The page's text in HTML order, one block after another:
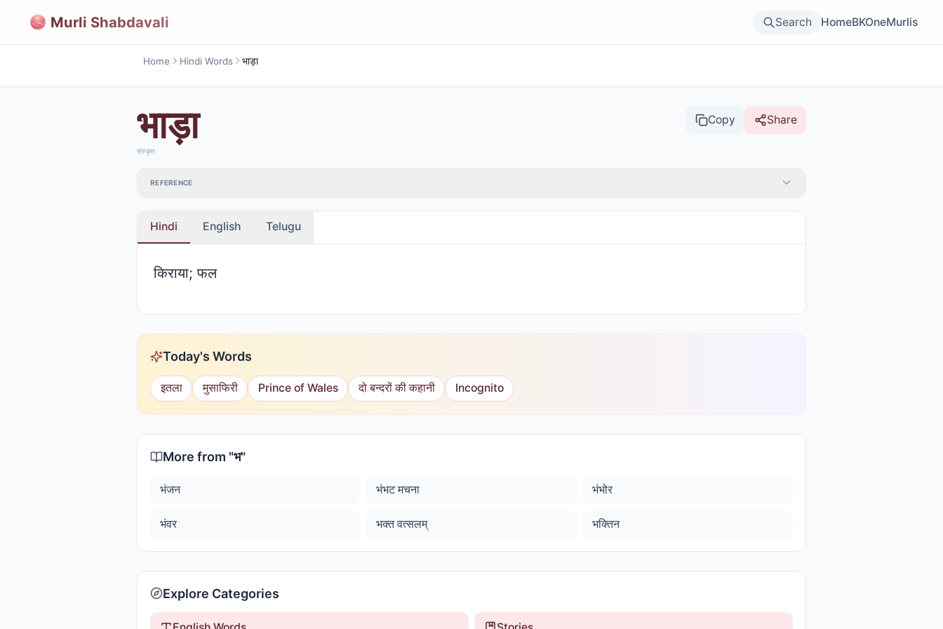
Murli Shabdavali Search HomeBKOneMurlis
Home Hindi Words भाड़ा
भाड़ा Copy Share
संस्कृत
REFERENCE
Hindi English Telugu
किराया; फल
Today's Words
इतला मुसाफिरी Prince of Wales दो बन्दरों की कहानी Incognito
More from "भ"
भंजन भंभट मचना भंभोर
भंवर भक्त वत्सलम् भक्तिन
Explore Categories